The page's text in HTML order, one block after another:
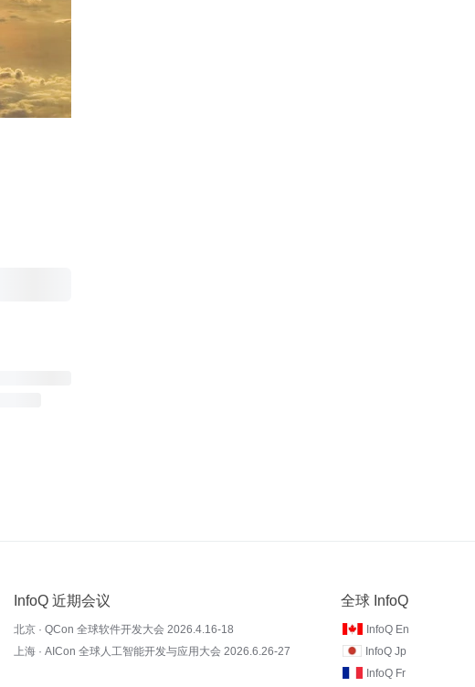
InfoQ 近期会议
北京 · QCon 全球软件开发大会 2026.4.16-18
上海 · AICon 全球人工智能开发与应用大会 2026.6.26-27
全球 InfoQ
InfoQ En
InfoQ Jp
InfoQ Fr